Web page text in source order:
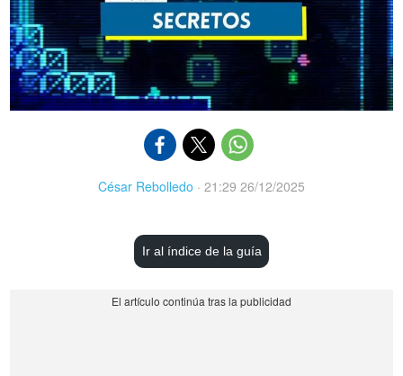
César Rebolledo · 21:29 26/12/2025
Ir al índice de la guía